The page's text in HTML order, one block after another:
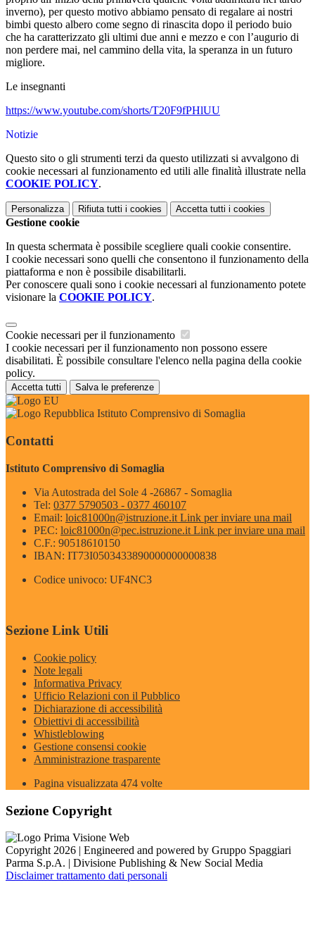
inverno), per questo motivo abbiamo pensato di regalare ai nostri
bimbi questo albero come segno di rinascita dopo il periodo buio
che ha caratterizzato gli ultimi due anni e mezzo e con l’augurio di
non perdere mai, nel cammino della vita, la speranza in un futuro
migliore.
Le insegnanti
https://www.youtube.com/shorts/T20F9fPHlUU
Notizie
Questo sito o gli strumenti terzi da questo utilizzati si avvalgono di
cookie necessari al funzionamento ed utili alle finalità illustrate nella
COOKIE POLICY.
Personalizza Rifiuta tutti i cookies Accetta tutti i cookies
Gestione cookie
In questa schermata è possibile scegliere quali cookie consentire.
I cookie necessari sono quelli che consentono il funzionamento della
piattaforma e non è possibile disabilitarli.
Per conoscere quali sono i cookie necessari al funzionamento potete
visionare la COOKIE POLICY.
Cookie necessari per il funzionamento
I cookie necessari per il funzionamento non possono essere
disabilitati. È possibile consultare l'elenco nella pagina della cookie
policy.
Accetta tutti Salva le preferenze
Istituto Comprensivo di Somaglia
Contatti
Istituto Comprensivo di Somaglia
Via Autostrada del Sole 4 -26867 - Somaglia
Tel: 0377 5790503 - 0377 460107
Email: loic81000n@istruzione.it Link per inviare una mail
PEC: loic81000n@pec.istruzione.it Link per inviare una mail
C.F.: 90518610150
IBAN: IT73I0503433890000000000838
Codice univoco: UF4NC3
Sezione Link Utili
Cookie policy
Note legali
Informativa Privacy
Ufficio Relazioni con il Pubblico
Dichiarazione di accessibilità
Obiettivi di accessibilità
Whistleblowing
Gestione consensi cookie
Amministrazione trasparente
Pagina visualizzata 474 volte
Sezione Copyright
Copyright 2026 | Engineered and powered by Gruppo Spaggiari
Parma S.p.A. | Divisione Publishing & New Social Media
Disclaimer trattamento dati personali